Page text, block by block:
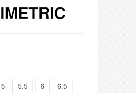
5 5.5 6 6.5